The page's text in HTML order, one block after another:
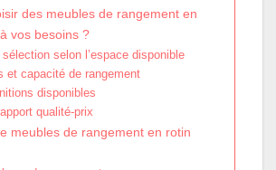
des meubles de rangement en
vos besoins ?
selon l’espace disponible
et capacité de rangement
disponibles
qualité-prix
meubles de rangement en rotin